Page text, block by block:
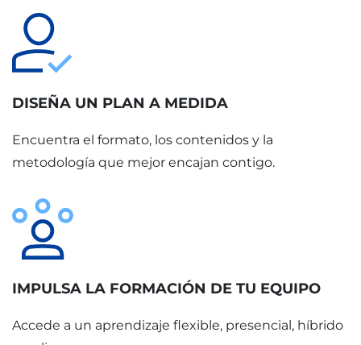
DISEÑA UN PLAN A MEDIDA
Encuentra el formato, los contenidos y la
metodología que mejor encajan contigo.
IMPULSA LA FORMACIÓN DE TU EQUIPO
Accede a un aprendizaje flexible, presencial, híbrido